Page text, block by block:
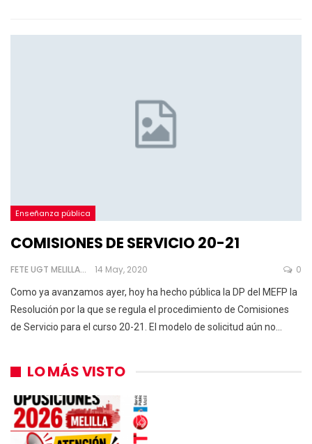
Enseñanza pública
COMISIONES DE SERVICIO 20-21
FETE UGT MELILLA 14 May, 2020 0
Como ya avanzamos ayer, hoy ha hecho pública la DP del MEFP la
Resolución por la que se regula el procedimiento de Comisiones
de Servicio para el curso 20-21. El modelo de solicitud aún no…
LO MÁS VISTO